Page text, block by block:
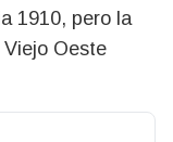
1910, pero la
Oeste